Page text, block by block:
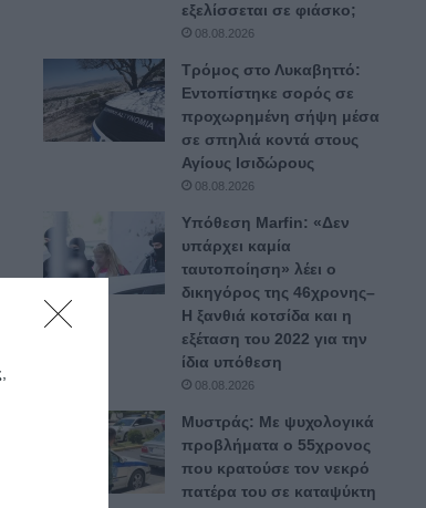
εξελίσσεται σε φιάσκο;
08.08.2026
Τρόμος στο Λυκαβηττό:
Εντοπίστηκε σορός σε
προχωρημένη σήψη μέσα
σε σπηλιά κοντά στους
Αγίους Ισιδώρους
08.08.2026
Υπόθεση Marfin: «Δεν
υπάρχει καμία
ταυτοποίηση» λέει ο
δικηγόρος της 46χρονης–
Η ξανθιά κοτσίδα και η
εξέταση του 2022 για την
ίδια υπόθεση
08.08.2026
Μυστράς: Με ψυχολογικά
προβλήματα ο 55χρονος
που κρατούσε τον νεκρό
πατέρα του σε καταψύκτη